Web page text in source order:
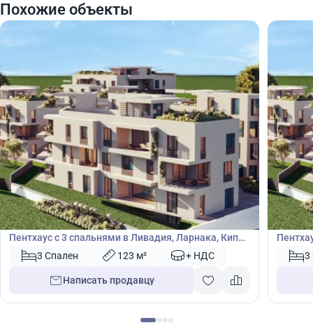
Похожие объекты
€430 000
Пентхаус
Пентхаус с 3 спальнями в Ливадия, Ларнака, Кипр
№ 493313 Спален 123 м² + НДС
Написать продавцу
€430
№
3